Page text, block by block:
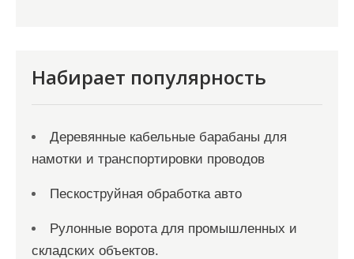
Набирает популярность
Деревянные кабельные барабаны для
намотки и транспортировки проводов
Пескоструйная обработка авто
Рулонные ворота для промышленных и
складских объектов.